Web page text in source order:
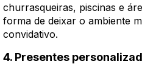
churrasqueiras, piscinas e
forma de deixar o ambiente
convidativo.
4. Presentes